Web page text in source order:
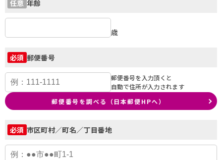
任意 年齢
歳
必須 郵便番号
郵便番号を入力頂くと
自動で住所が入力されます
郵便番号を調べる（日本郵便HPへ）
必須 市区町村／町名／丁目番地